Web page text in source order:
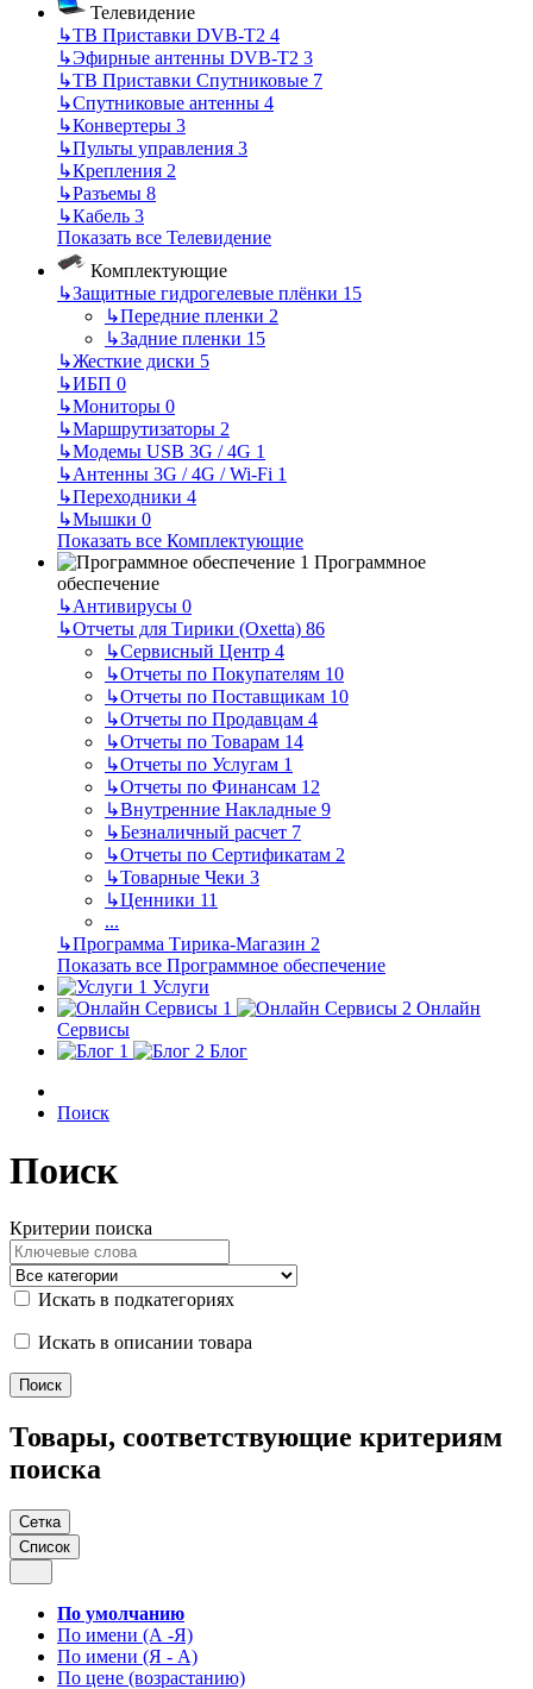
Телевидение
↳ТВ Приставки DVB-T2 4
↳Эфирные антенны DVB-T2 3
↳ТВ Приставки Спутниковые 7
↳Спутниковые антенны 4
↳Конвертеры 3
↳Пульты управления 3
↳Крепления 2
↳Разъемы 8
↳Кабель 3
Показать все Телевидение
Комплектующие
↳Защитные гидрогелевые плёнки 15
↳Передние пленки 2
↳Задние пленки 15
↳Жесткие диски 5
↳ИБП 0
↳Мониторы 0
↳Маршрутизаторы 2
↳Модемы USB 3G / 4G 1
↳Антенны 3G / 4G / Wi-Fi 1
↳Переходники 4
↳Мышки 0
Показать все Комплектующие
Программное
обеспечение
↳Антивирусы 0
↳Отчеты для Тирики (Oxetta) 86
↳Сервисный Центр 4
↳Отчеты по Покупателям 10
↳Отчеты по Поставщикам 10
↳Отчеты по Продавцам 4
↳Отчеты по Товарам 14
↳Отчеты по Услугам 1
↳Отчеты по Финансам 12
↳Внутренние Накладные 9
↳Безналичный расчет 7
↳Отчеты по Сертификатам 2
↳Товарные Чеки 3
↳Ценники 11
...
↳Программа Тирика-Магазин 2
Показать все Программное обеспечение
Услуги
Онлайн
Сервисы
Блог
Поиск
Поиск
Критерии поиска
Искать в подкатегориях
Искать в описании товара
Товары, соответствующие критериям
поиска
Сетка
Список
По умолчанию
По имени (А -Я)
По имени (Я - А)
По цене (возрастанию)